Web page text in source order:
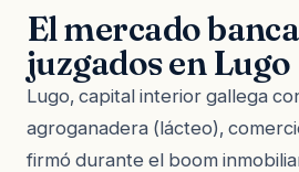
El mercado
juzgados en Lugo
Lugo, capital interior gallega
agroganadera (lácteo),
firmó durante el boom